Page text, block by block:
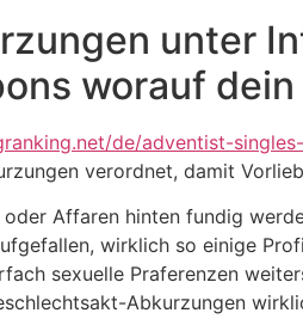
unter
worauf
de/adventist-
verordnet, damit
Affaren hinten fundig
wirklich so einige
sexuelle Praferenzen
Abkurzungen